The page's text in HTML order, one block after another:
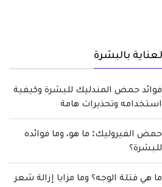
بالبشرة
فوائد حمض المندليك للبشرة وكيفية
استخدامه وتحذيرات هامة
حمض الفيروليك: ما هو، وما فوائده
للبشرة؟
ما هي فتلة الوجه؟ وما مزايا إزالة شعر